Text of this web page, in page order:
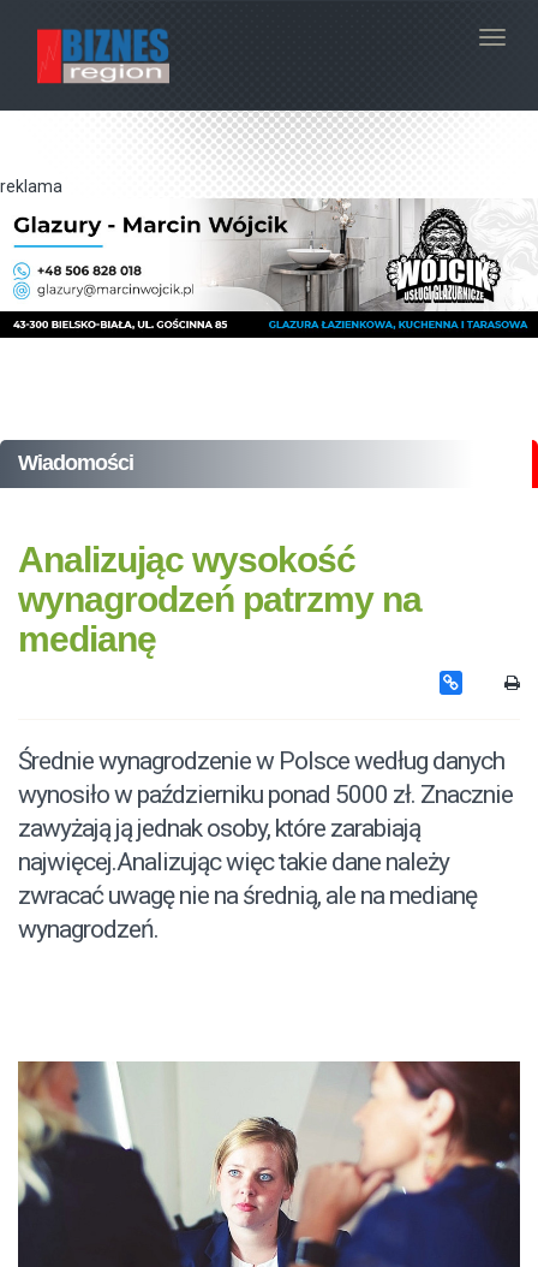
reklama
Wiadomości
Analizując wysokość
wynagrodzeń patrzmy na
medianę
Średnie wynagrodzenie w Polsce według danych
wynosiło w październiku ponad 5000 zł. Znacznie
zawyżają ją jednak osoby, które zarabiają
najwięcej.Analizując więc takie dane należy
zwracać uwagę nie na średnią, ale na medianę
wynagrodzeń.